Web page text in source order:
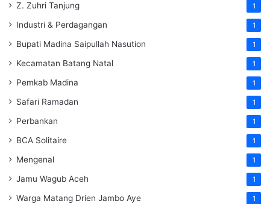
Z. Zuhri Tanjung 1
Industri & Perdagangan 1
Bupati Madina Saipullah Nasution 1
Kecamatan Batang Natal 1
Pemkab Madina 1
Safari Ramadan 1
Perbankan 1
BCA Solitaire 1
Mengenal 1
Jamu Wagub Aceh 1
Warga Matang Drien Jambo Aye 1